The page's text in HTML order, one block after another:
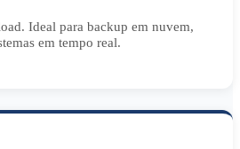
Ideal para backup em nuvem,
em tempo real.